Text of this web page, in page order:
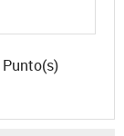
Punto(s)